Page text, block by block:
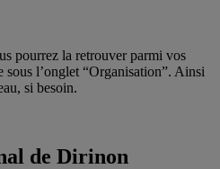
pourrez la retrouver parmi vos
l’onglet “Organisation”. Ainsi
si besoin.
de Dirinon